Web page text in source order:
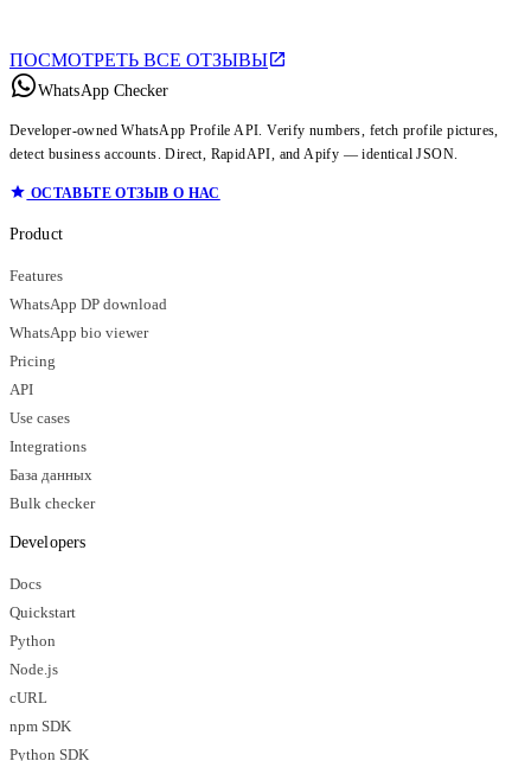
ПОСМОТРЕТЬ ВСЕ ОТЗЫВЫ
WhatsApp Checker
Developer-owned WhatsApp Profile API. Verify numbers, fetch profile pictures,
detect business accounts. Direct, RapidAPI, and Apify — identical JSON.
ОСТАВЬТЕ ОТЗЫВ О НАС
Product
Features
WhatsApp DP download
WhatsApp bio viewer
Pricing
API
Use cases
Integrations
База данных
Bulk checker
Developers
Docs
Quickstart
Python
Node.js
cURL
npm SDK
Python SDK